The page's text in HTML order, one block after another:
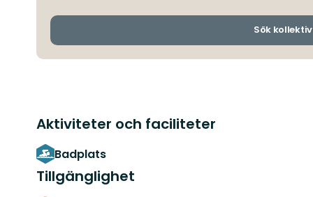
Sök
Aktiviteter och faciliteter
Badplats
Tillgänglighet